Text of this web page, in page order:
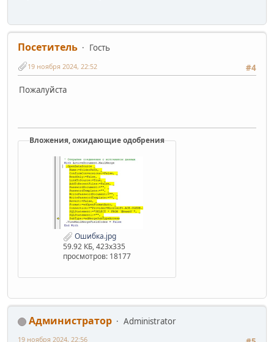
Посетитель
Гость
#4
19 ноября 2024, 22:52
Пожалуйста
Вложения, ожидающие одобрения
Ошибка.jpg
59.92 КБ, 423x335
просмотров: 18177
Администратор
Administrator
19 ноября 2024, 22:56